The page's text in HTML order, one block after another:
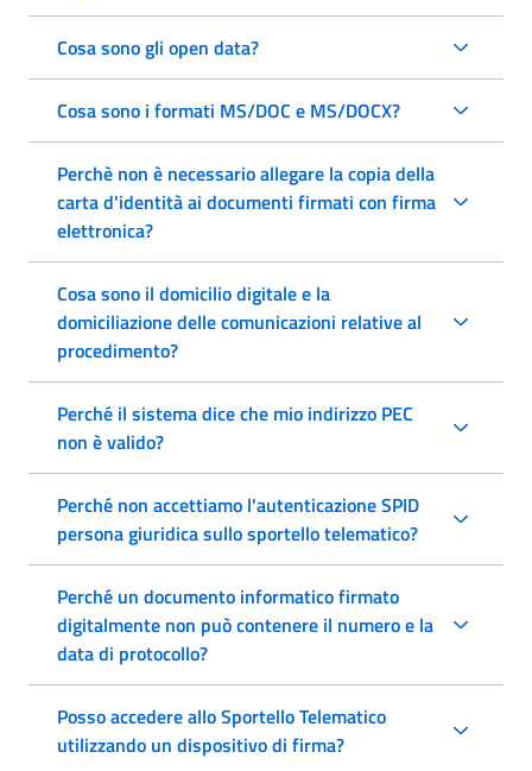
Cosa sono gli open data?
Cosa sono i formati MS/DOC e MS/DOCX?
Perchè non è necessario allegare la copia della
carta d'identità ai documenti firmati con firma
elettronica?
Cosa sono il domicilio digitale e la
domiciliazione delle comunicazioni relative al
procedimento?
Perché il sistema dice che mio indirizzo PEC
non è valido?
Perché non accettiamo l'autenticazione SPID
persona giuridica sullo sportello telematico?
Perché un documento informatico firmato
digitalmente non può contenere il numero e la
data di protocollo?
Posso accedere allo Sportello Telematico
utilizzando un dispositivo di firma?